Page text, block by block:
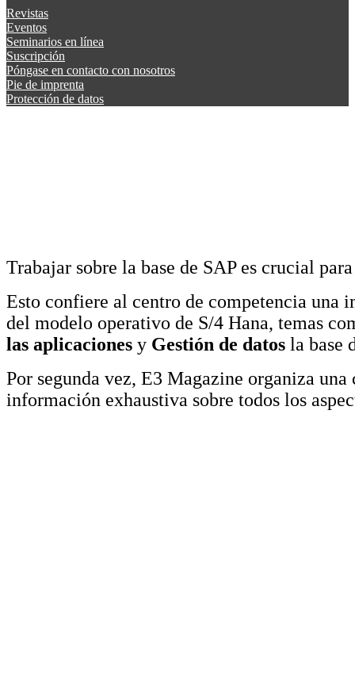
Revistas
Eventos
Seminarios en línea
Suscripción
Póngase en contacto con nosotros
Pie de imprenta
Protección de datos
Trabajar sobre la base de SAP es crucial
Esto confiere al centro de competencia una
del modelo operativo de S/4 Hana, temas
las aplicaciones y Gestión de datos la base
Por segunda vez, E3 Magazine organiza
información exhaustiva sobre todos los